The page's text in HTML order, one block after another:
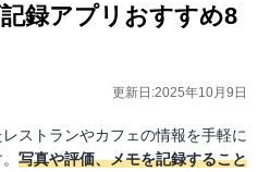
記録アプリおすすめ8
更新日:2025年10月9日
ストランやカフェの情報を手軽に
写真や評価、メモを記録すること